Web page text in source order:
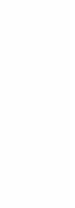
につい
の乗車券は